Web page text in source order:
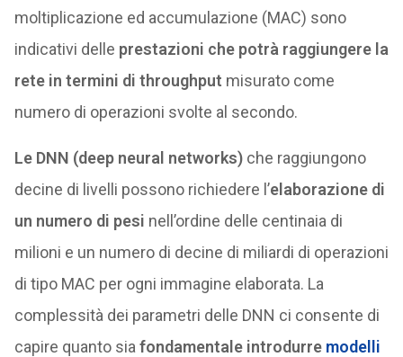
moltiplicazione ed accumulazione (MAC) sono
indicativi delle prestazioni che potrà raggiungere la
rete in termini di throughput misurato come
numero di operazioni svolte al secondo.
Le DNN (deep neural networks)che raggiungono
decine di livelli possono richiedere l’elaborazione di
un numero di pesi nell’ordine delle centinaia di
milioni e un numero di decine di miliardi di operazioni
di tipo MAC per ogni immagine elaborata. La
complessità dei parametri delle DNN ci consente di
capire quanto sia fondamentale introdurre modelli